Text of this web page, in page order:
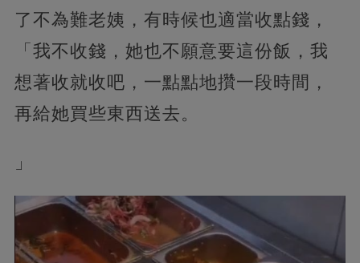
了不為難老姨，有時候也適當收點錢，
「我不收錢，她也不願意要這份飯，我
想著收就收吧，一點點地攢一段時間，
再給她買些東西送去。
」